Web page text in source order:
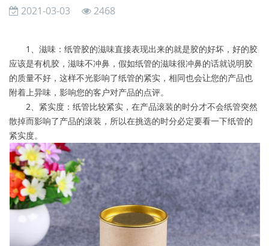
2021-03-03 2468
1、滋味：纸管胶的滋味直接表现出来的就是胶的好坏，好的胶
应该是有机胶，滋味不冲鼻，假如纸管的滋味很冲鼻的话就说明胶
的质量不好，这样不光影响了纸管的紧实，相同也会让您的产品也
附着上异味，影响您的客户对产品的点评。
2、紧实度：纸管比较紧实，在产品滚装的时分才不会纸管突然
散掉而影响了产品的滚装，所以在挑选的时分必定要看一下纸管的
紧实度。